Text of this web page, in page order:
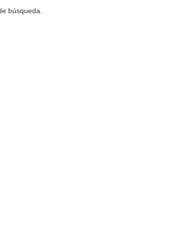
búsqueda.